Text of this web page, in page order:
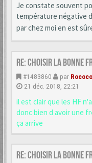
Je constate souvent
température négative
par chez moi en est
Re: choisir la bonne
#1483860 par Rococo
21 déc. 2018, 22:21
il est clair que les HF
donc bien d avoir une
ça arrive
Re: choisir la bonne